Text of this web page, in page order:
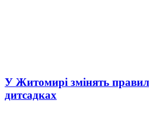
У Житомирі змінять
дитсадках